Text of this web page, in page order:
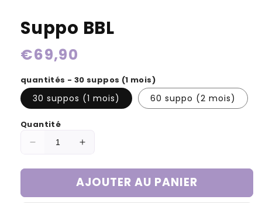
Suppo BBL
Prix
€69,90
quantités - 30 suppos (1 mois)
30 suppos (1 mois) 60 suppo (2 mois)
Quantité
Réduire
quantité
Suppo
Augmenter
quantité
de
Suppo
AJOUTER AU PANIER